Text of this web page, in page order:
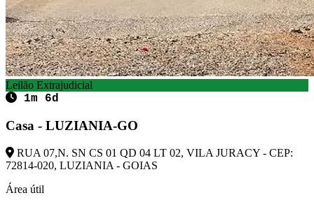
Leilão Extrajudicial
1m 6d
Casa - LUZIANIA-GO
RUA 07,N. SN CS 01 QD 04 LT 02, VILA JURACY - CEP:
72814-020, LUZIANIA - GOIAS
Área útil